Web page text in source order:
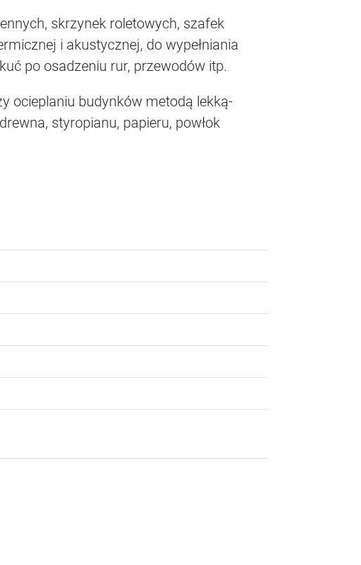
skrzynek roletowych, szafek
i akustycznej, do wypełniania
po osadzeniu rur, przewodów itp.
ocieplaniu budynków metodą lekką-
styropianu, papieru, powłok